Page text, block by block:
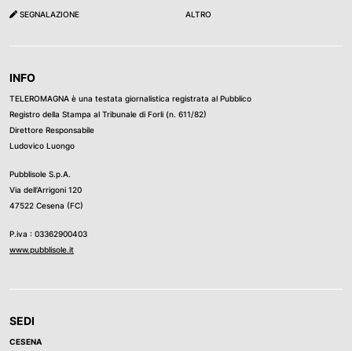
SEGNALAZIONE ALTRO
INFO
TELEROMAGNA è una testata giornalistica registrata al Pubblico
Registro della Stampa al Tribunale di Forli (n. 611/82)
Direttore Responsabile
Ludovico Luongo
Pubblisole S.p.A.
Via dell’Arrigoni 120
47522 Cesena (FC)
P.iva : 03362900403
www.pubblisole.it
SEDI
CESENA